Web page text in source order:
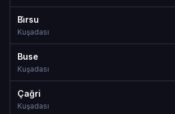
Bi̇rsu
Kuşadası
Buse
Kuşadası
Çağri
Kuşadası